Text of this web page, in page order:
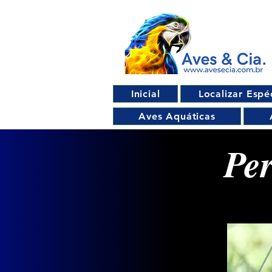
Inicial
Localizar
Aves Aquáticas